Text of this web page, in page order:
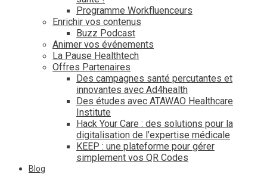
Programme Workfluenceurs
Enrichir vos contenus
Buzz Podcast
Animer vos événements
La Pause Healthtech
Offres Partenaires
Des campagnes santé percutantes et
innovantes avec Ad4health
Des études avec ATAWAO Healthcare
Institute
Hack Your Care : des solutions pour la
digitalisation de l’expertise médicale
KEEP : une plateforme pour gérer
simplement vos QR Codes
Blog